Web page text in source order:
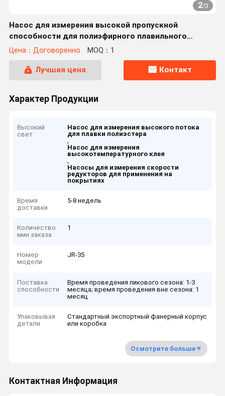
2/3
Насос для измерения высокой пропускной
способности для полиэфирного плавильного
высокотемпературного клеевого покрытия
Цена：Договоренно MOQ：1
Лучшая цена Контакт
Характер Продукции
Высокий
свет
Насос для измерения высокого потока
для плавки полиэстера
,
Насос для измерения
высокотемпературного клея
,
Насосы для измерения скорости
редукторов для применения на
покрытиях
Время
доставки
5-8 недель
Количество
мин заказа
1
Номер
модели
JR-35
Поставка
способности
Время проведения пикового сезона: 1-3
месяца; время проведения вне сезона: 1
месяц
Упаковывая
детали
Стандартный экспортный фанерный корпус
или коробка
Осмотрите больше
Контактная Информация